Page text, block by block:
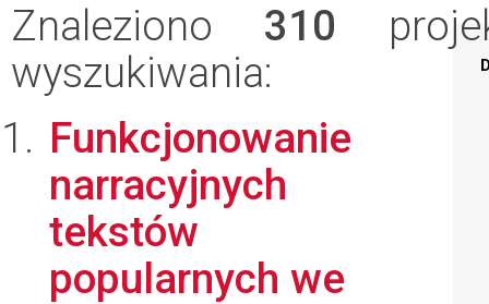
Znaleziono 310
wyszukiwania:
Funkcjonowanie
narracyjnych
tekstów
popularnych we